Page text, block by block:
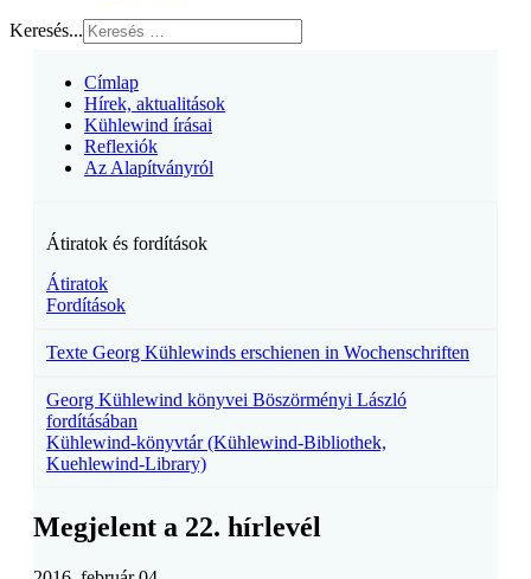
Keresés...
Címlap
Hírek, aktualitások
Kühlewind írásai
Reflexiók
Az Alapítványról
Átiratok és fordítások
Átiratok
Fordítások
Texte Georg Kühlewinds erschienen in Wochenschriften
Georg Kühlewind könyvei Böszörményi László
fordításában
Kühlewind-könyvtár (Kühlewind-Bibliothek,
Kuehlewind-Library)
Megjelent a 22. hírlevél